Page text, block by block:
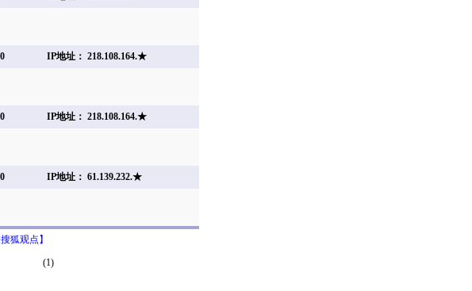
IP地址： 218.108.164.★
IP地址： 218.108.164.★
IP地址： 61.139.232.★
狐观点】
(1)